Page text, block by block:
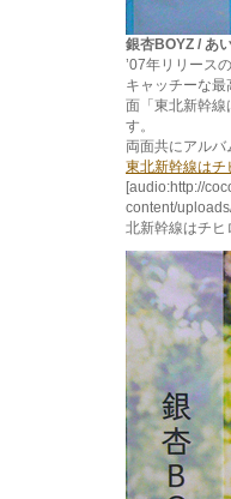
銀杏BOYZ / あ
’07年リリース
キャッチーな
面「東北新幹線
す。
両面共にアルバ
東北新幹線はチ
[audio:http://
content/
北新幹線はチヒ